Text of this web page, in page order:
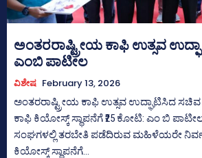
ಅಂತರರಾಷ್ಟ್ರೀಯ ಕಾಫಿ ಉತ್ಸವ
ಎಂಬಿ ಪಾಟೀಲ
ವಿಶೇಷ February 13, 2026
ಅಂತರರಾಷ್ಟ್ರೀಯ ಕಾಫಿ ಉತ್ಸವ ಉದ್ಘಾಟಿಸಿದ ಸಚಿವ
ಕಾಫಿ ಕಿಯೋಸ್ಕ್ ಸ್ಥಾಪನೆಗೆ ₹25 ಕೋಟಿ: ಎಂ ಬಿ ಪಾಟೀಲ ಬೆಂಗಳೂರು:
ಸಂಘಗಳಲ್ಲಿ ತರಬೇತಿ ಪಡೆದಿರುವ ಮಹಿಳೆಯರೇ
ಕಿಯೋಸ್ಕ್ ಸ್ಥಾಪನೆಗೆ...